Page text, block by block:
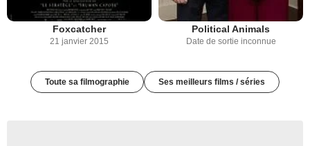
Foxcatcher
21 janvier 2015
Political Animals
Date de sortie inconnue
Toute sa filmographie Ses meilleurs films / séries